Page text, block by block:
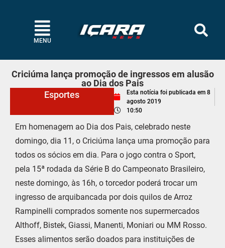
MENU
Criciúma lança promoção de ingressos em alusão
ao Dia dos Pais
Esportes
Esta notícia foi publicada em 8
agosto 2019
10:50
Em homenagem ao Dia dos Pais, celebrado neste
domingo, dia 11, o Criciúma lança uma promoção para
todos os sócios em dia. Para o jogo contra o Sport,
pela 15ª rodada da Série B do Campeonato Brasileiro,
neste domingo, às 16h, o torcedor poderá trocar um
ingresso de arquibancada por dois quilos de Arroz
Rampinelli comprados somente nos supermercados
Althoff, Bistek, Giassi, Manenti, Moniari ou MM Rosso.
Esses alimentos serão doados para instituições de